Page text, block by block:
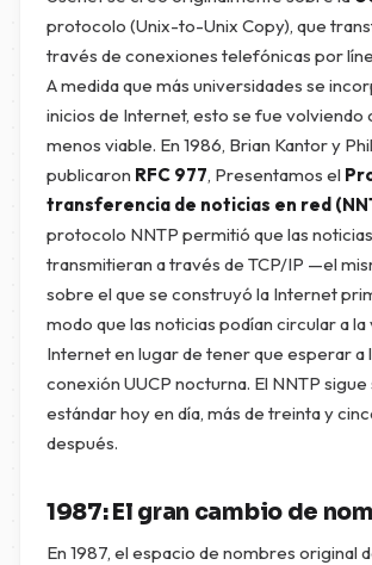
protocolo (Unix-to-Unix Copy), que
través de conexiones telefónicas por
A medida que más universidades se
inicios de Internet, esto se fue volviendo
menos viable. En 1986, Brian Kantor y
publicaron RFC 977, Presentamos el
transferencia de noticias en red
protocolo NNTP permitió que las
transmitieran a través de TCP/IP —el
sobre el que se construyó la Internet
modo que las noticias podían circular a la
Internet en lugar de tener que esperar a
conexión UUCP nocturna. El NNTP sigue
estándar hoy en día, más de treinta y
después.
1987: El gran cambio de
En 1987, el espacio de nombres original